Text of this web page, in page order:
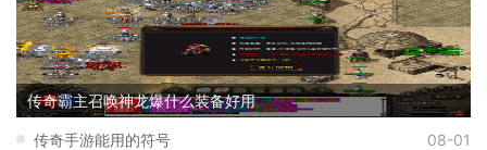
传奇霸主召唤神龙爆什么装备好用
传奇手游能用的符号
08-01